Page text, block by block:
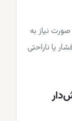
نیاز به
یا ناراحتی